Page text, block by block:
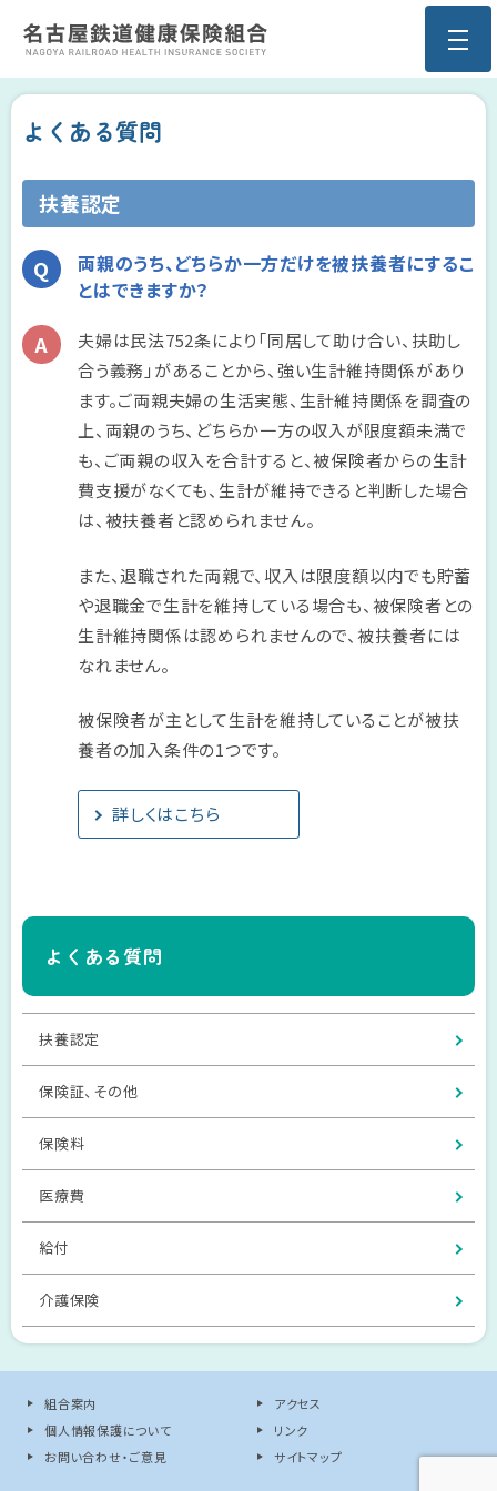
よくある質問
扶養認定
両親のうち、どちらか一方だけを被扶養者にするこ
とはできますか？
夫婦は民法752条により「同居して助け合い、扶助し
合う義務」があることから、強い生計維持関係があり
ます。ご両親夫婦の生活実態、生計維持関係を調査の
上、両親のうち、どちらか一方の収入が限度額未満で
も、ご両親の収入を合計すると、被保険者からの生計
費支援がなくても、生計が維持できると判断した場合
は、被扶養者と認められません。
また、退職された両親で、収入は限度額以内でも貯蓄
や退職金で生計を維持している場合も、被保険者との
生計維持関係は認められませんので、被扶養者には
なれません。
被保険者が主として生計を維持していることが被扶
養者の加入条件の1つです。
詳しくはこちら
よくある質問
扶養認定
保険証、その他
保険料
医療費
給付
介護保険
組合案内
アクセス
個人情報保護について
リンク
お問い合わせ・ご意見
サイトマップ